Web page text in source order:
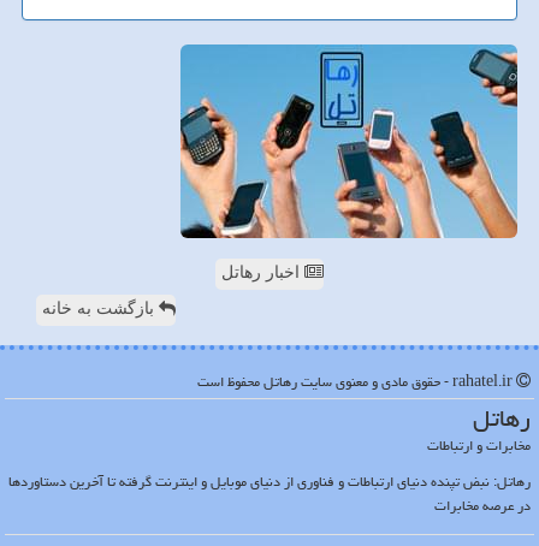
اخبار رهاتل
بازگشت به خانه
رهاتل
مخابرات و ارتباطات
رهاتل: نبض تپنده دنیای ارتباطات و فناوری از دنیای موبایل و اینترنت گرفته تا آخرین دستاوردها
در عرصه مخابرات